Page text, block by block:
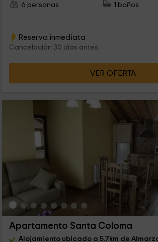
6 personas
1 baños
Reserva inmediata
Cancelación 30 días antes
VER OFERTA
Apartamento Santa Coloma
Alojamiento ubicado a 5.7km de